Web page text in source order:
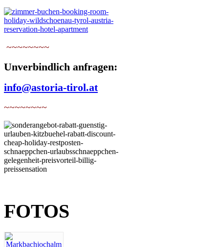
~~~~~~~~
Unverbindlich anfragen:
info@astoria-tirol.at
~~~~~~~~
FOTOS